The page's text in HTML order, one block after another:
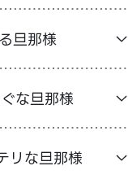
旦那様
な旦那様
リな旦那様